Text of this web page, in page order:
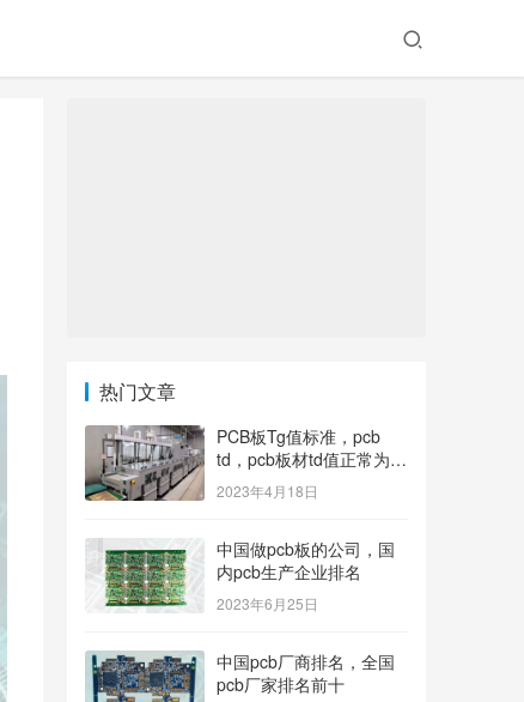
热门文章
PCB板Tg值标准，pcb
td，pcb板材td值正常为多
少？
2023年4月18日
中国做pcb板的公司，国
内pcb生产企业排名
2023年6月25日
中国pcb厂商排名，全国
pcb厂家排名前十